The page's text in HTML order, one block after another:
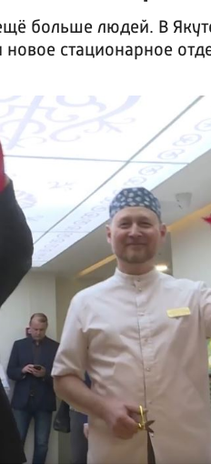
больше людей. В
стационарное